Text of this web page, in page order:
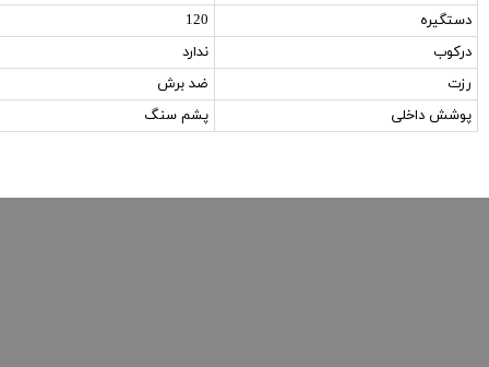
دستگیره
120
درکوب
ندارد
رزت
ضد برش
پوشش داخلی
پشم سنگ